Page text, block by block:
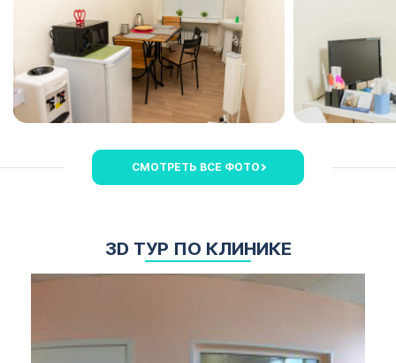
СМОТРЕТЬ ВСЕ ФОТО
3D ТУР ПО КЛИНИКЕ
ОСТАВИТЬ ЗАЯВКУ
конфиденциальности
Кодирование
алкоголизма
Санкт-
Петербург
ОСТАВИТЬ ЗАЯВКУ
политикой
конфиденциальности